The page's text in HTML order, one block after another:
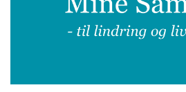
Søg
Avanceret søgning